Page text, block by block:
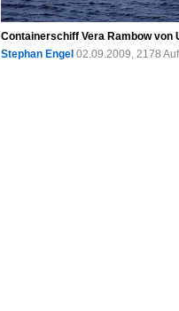
Containerschiff Vera Rambow von
Stephan Engel 02.09.2009, 2178